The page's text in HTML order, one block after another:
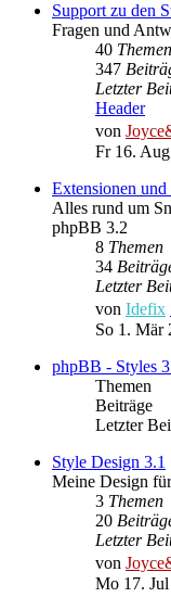
Support zu den
Fragen und
40 Themen
347
Letzter
Header
von
Fr 16.
Extensionen
Alles rund um
phpBB 3.2
8 Themen
34
Letzter
von Idefix
So 1. Mär
phpBB - Styles
Themen
Beiträge
Letzter
Style Design 3.1
Meine Design
3 Themen
20
Letzter
von
Mo 17.